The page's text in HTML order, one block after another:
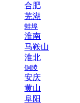
合肥
芜湖
蚌埠
淮南
马鞍山
淮北
铜陵
安庆
黄山
阜阳